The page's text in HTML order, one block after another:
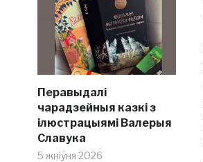
Перавыдалі
чарадзейныя казкі з
ілюстрацыямі Валерыя
Славука
5 жніўня 2026